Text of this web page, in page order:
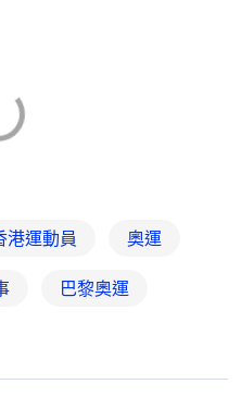
港運動員 奧運
巴黎奧運